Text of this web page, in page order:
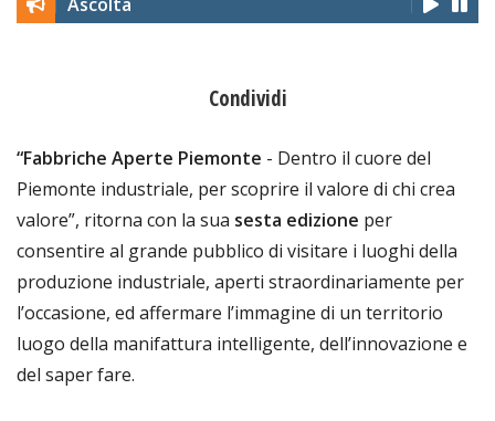
Condividi
“Fabbriche Aperte Piemonte - Dentro il cuore del
Piemonte industriale, per scoprire il valore di chi crea
valore”, ritorna con la sua sesta edizione per
consentire al grande pubblico di visitare i luoghi della
produzione industriale, aperti straordinariamente per
l’occasione, ed affermare l’immagine di un territorio
luogo della manifattura intelligente, dell’innovazione e
del saper fare.